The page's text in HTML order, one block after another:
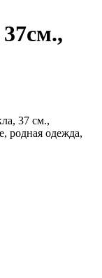
37 см.,
родная одежда,